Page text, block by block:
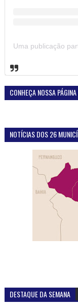
CONHEÇA NOSSA
NOTÍCIAS DOS 26
DESTAQUE DA SEMANA